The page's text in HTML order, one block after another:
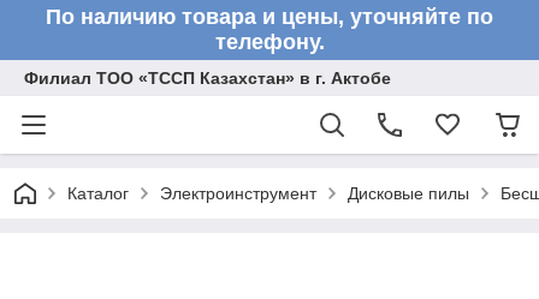
По наличию товара и цены, уточняйте по
телефону.
Филиал ТОО «ТССП Казахстан» в г. Актобе
Каталог Электроинструмент Дисковые пилы